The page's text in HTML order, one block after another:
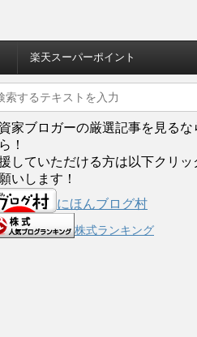
楽天スーパーポイント
家ブロガーの厳選記事を見るな
！
していただける方は以下クリッ
いします！
にほんブログ村
株式ランキング